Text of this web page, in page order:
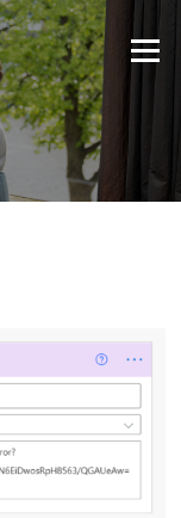
Valikko